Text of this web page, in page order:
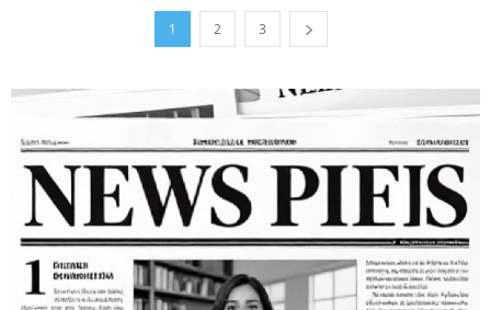
1 2 3